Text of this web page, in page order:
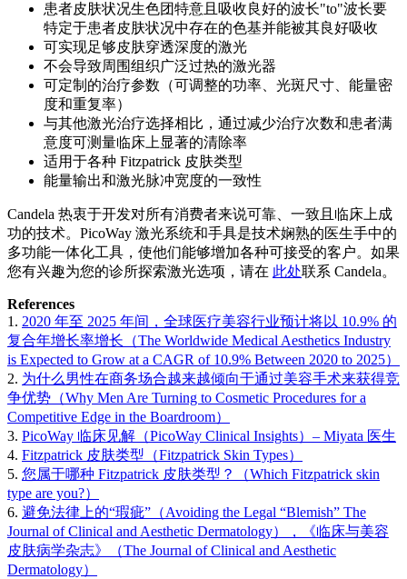
患者皮肤状况生色团特意且吸收良好的波长"to"波长要
特定于患者皮肤状况中存在的色基并能被其良好吸收
可实现足够皮肤穿透深度的激光
不会导致周围组织广泛过热的激光器
可定制的治疗参数（可调整的功率、光斑尺寸、能量密
度和重复率）
与其他激光治疗选择相比，通过减少治疗次数和患者满
意度可测量临床上显著的清除率
适用于各种 Fitzpatrick 皮肤类型
能量输出和激光脉冲宽度的一致性
Candela 热衷于开发对所有消费者来说可靠、一致且临床上成
功的技术。PicoWay 激光系统和手具是技术娴熟的医生手中的
多功能一体化工具，使他们能够增加各种可接受的客户。如果
您有兴趣为您的诊所探索激光选项，请在 此处联系 Candela。
References
1. 2020 年至 2025 年间，全球医疗美容行业预计将以 10.9% 的
复合年增长率增长（The Worldwide Medical Aesthetics Industry
is Expected to Grow at a CAGR of 10.9% Between 2020 to 2025）
2. 为什么男性在商务场合越来越倾向于通过美容手术来获得竞
争优势（Why Men Are Turning to Cosmetic Procedures for a
Competitive Edge in the Boardroom）
3. PicoWay 临床见解（PicoWay Clinical Insights）– Miyata 医生
4. Fitzpatrick 皮肤类型（Fitzpatrick Skin Types）
5. 您属于哪种 Fitzpatrick 皮肤类型？（Which Fitzpatrick skin
type are you?）
6. 避免法律上的“瑕疵”（Avoiding the Legal “Blemish” The
Journal of Clinical and Aesthetic Dermatology），《临床与美容
皮肤病学杂志》（The Journal of Clinical and Aesthetic
Dermatology）